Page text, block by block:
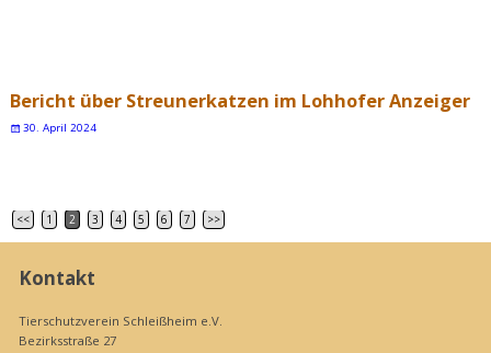
Bericht über Streunerkatzen im Lohhofer Anzeiger
30. April 2024
Artikelnavigation
<< 1 2 3 4 5 6 7 >>
Kontakt
Tierschutzverein Schleißheim e.V.
Bezirksstraße 27